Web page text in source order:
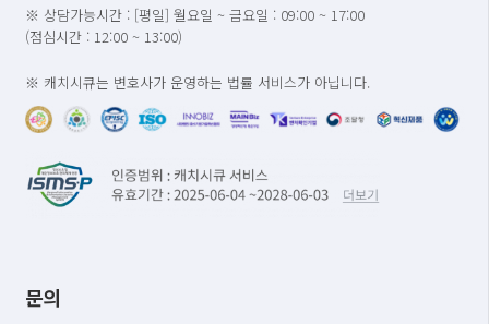
※ 상담가능시간 : [평일] 월요일 ~ 금요일 : 09:00 ~ 17:00
(점심시간 : 12:00 ~ 13:00)
※ 캐치시큐는 변호사가 운영하는 법률 서비스가 아닙니다.
문의